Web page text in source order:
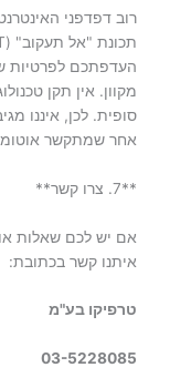
רוב דפדפני
העדפתכם לפרטיות
אחר שמתקשר
**7. צרו קשר**
אם יש לכם שאלות או
איתנו קשר בכתובת:
טרפיקו בע"מ
03-5228085